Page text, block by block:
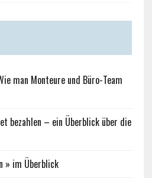
man Monteure und Büro-Team
bezahlen – ein Überblick über die
» im Überblick